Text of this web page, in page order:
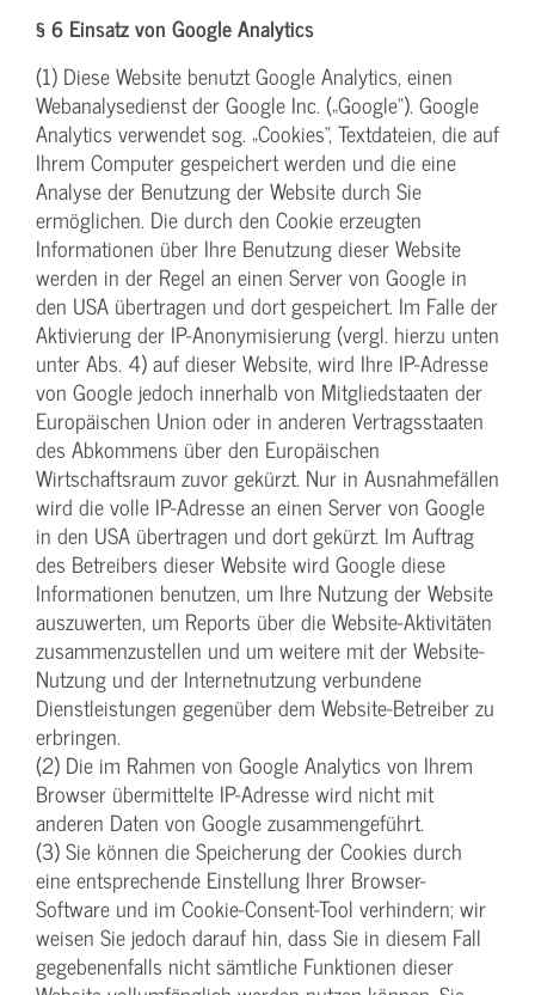
§ 6 Einsatz von Google Analytics
(1) Diese Website benutzt Google Analytics, einen
Webanalysedienst der Google Inc. („Google“). Google
Analytics verwendet sog. „Cookies“, Textdateien, die auf
Ihrem Computer gespeichert werden und die eine
Analyse der Benutzung der Website durch Sie
ermöglichen. Die durch den Cookie erzeugten
Informationen über Ihre Benutzung dieser Website
werden in der Regel an einen Server von Google in
den USA übertragen und dort gespeichert. Im Falle der
Aktivierung der IP-Anonymisierung (vergl. hierzu unten
unter Abs. 4) auf dieser Website, wird Ihre IP-Adresse
von Google jedoch innerhalb von Mitgliedstaaten der
Europäischen Union oder in anderen Vertragsstaaten
des Abkommens über den Europäischen
Wirtschaftsraum zuvor gekürzt. Nur in Ausnahmefällen
wird die volle IP-Adresse an einen Server von Google
in den USA übertragen und dort gekürzt. Im Auftrag
des Betreibers dieser Website wird Google diese
Informationen benutzen, um Ihre Nutzung der Website
auszuwerten, um Reports über die Website-Aktivitäten
zusammenzustellen und um weitere mit der Website-
Nutzung und der Internetnutzung verbundene
Dienstleistungen gegenüber dem Website-Betreiber zu
erbringen.
(2) Die im Rahmen von Google Analytics von Ihrem
Browser übermittelte IP-Adresse wird nicht mit
anderen Daten von Google zusammengeführt.
(3) Sie können die Speicherung der Cookies durch
eine entsprechende Einstellung Ihrer Browser-
Software und im Cookie-Consent-Tool verhindern; wir
weisen Sie jedoch darauf hin, dass Sie in diesem Fall
gegebenenfalls nicht sämtliche Funktionen dieser